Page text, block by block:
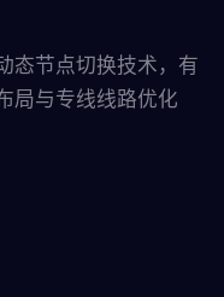
态节点切换技术，有
局与专线线路优化